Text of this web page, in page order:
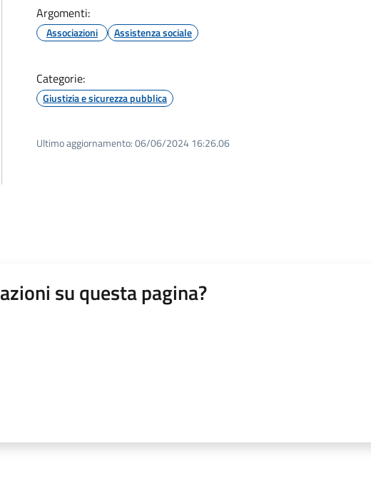
Argomenti:
Associazioni Assistenza sociale
Categorie:
Giustizia e sicurezza pubblica
Ultimo aggiornamento:06/06/2024 16:26.06
su questa pagina?